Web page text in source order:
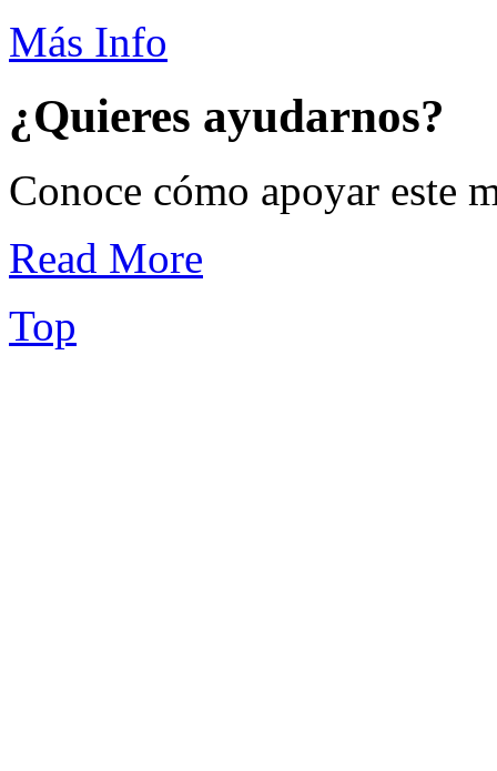
Más Info
¿Quieres ayudarnos?
Conoce cómo apoyar este
Read More
Top